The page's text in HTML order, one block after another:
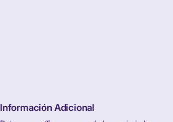
Información Adicional